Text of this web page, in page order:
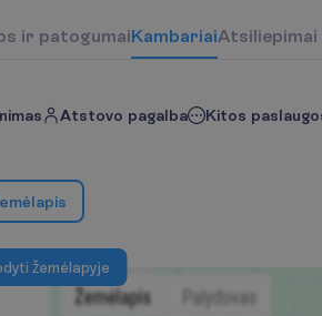
s ir patogumaiKambariaiAtsiliepimai
Atstovo pagalba Kitos
emėlapis
dyti žemė apyje